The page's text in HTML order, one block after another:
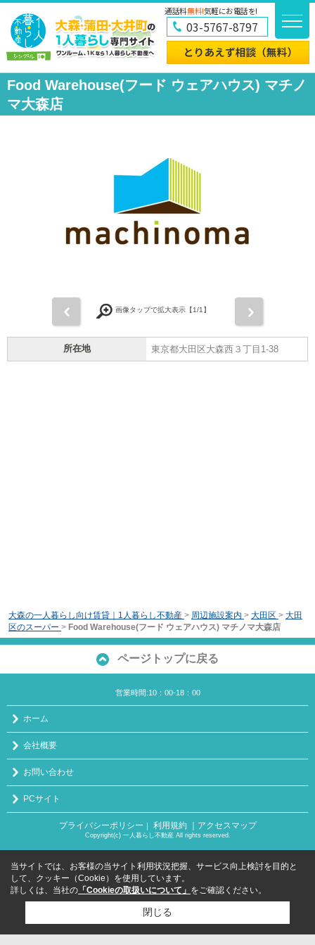
通話料無料!気軽にお電話を!
03-5767-8797
Food Warehouse(フード ウェアハウス) マチノ
マ大森店
画像タップで拡大表示【1/1】
所在地 東京都大田区大森西３丁目1-38
大森の一人暮らし向け賃貸｜1人暮らし不動産 > 周辺施設案内 > 大田区 > 大田
区のスーパー > Food Warehouse(フード ウェアハウス) マチノマ大森店
ページトップに戻る
営業時間:10：00-18：00
ホーム
会社概要
お問い合わせ
PCサイト
プライバシーポリシー 利用規約 ｜アクセスマップ
Copyright(c) 一人暮らし不動産 All rights reserved.
当サイトでは、お客様の当サイト利用状況把握、サービス向上検討を目的と
して、クッキー（Cookie）を使用しています。
詳しくは、当社の 「Cookieの取扱いについて」 をご確認ください。
閉じる